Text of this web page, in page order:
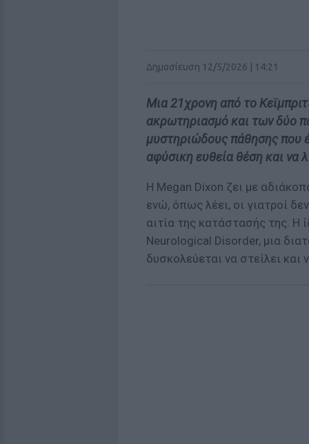
Δημοσίευση 12/5/2026 | 14:21
Μια 21χρονη από το
ακρωτηριασμό και των δύο
μυστηριώδους πάθησης που
αφύσικη ευθεία θέση και να
Η Megan Dixon ζει με
ενώ, όπως λέει, οι γιατροί
αιτία της κατάστασής της. Η
Neurological Disorder, μια
δυσκολεύεται να στείλει